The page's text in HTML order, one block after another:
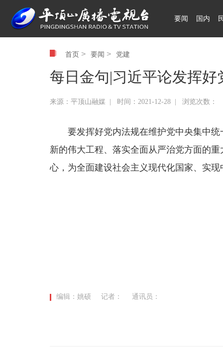
要闻 国内
首页 > 要闻 > 党建
每日金句|习近平论发挥
来源：平顶山融媒 | 时间：2021-12-28 | 浏览次数：
要发挥好党内法规在维护党中央集中
新的伟大工程、落实全面从严治党方面的
心，为全面建设社会主义现代化国家、实
编辑：姚硕 记者： 通讯员：